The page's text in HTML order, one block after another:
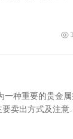
一种重要的贵金属
卖出方式及注意事